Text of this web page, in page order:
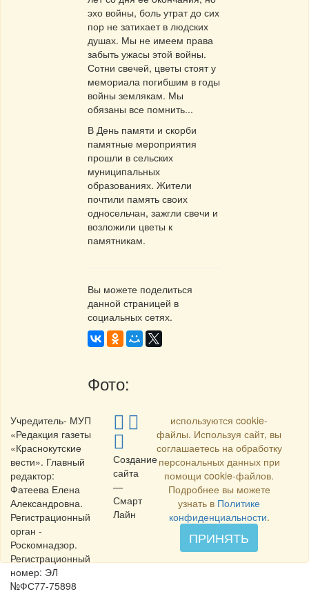
эхо войны, боль утрат до сих
пор не затихает в людских
душах. Мы не имеем права
забыть ужасы этой войны.
Сотни свечей, цветы стоят у
мемориала погибшим в годы
войны землякам. Мы
обязаны все помнить...
В День памяти и скорби
памятные мероприятия
прошли в сельских
муниципальных
образованиях. Жители
почтили память своих
односельчан, зажгли свечи и
возложили цветы к
памятникам.
Вы можете поделиться
данной страницей в
социальных сетях.
Фото:
Учредитель- МУП
«Редакция газеты
«Краснокутские
вести». Главный
редактор:
Фатеева Елена
Александровна.
Регистрационный
орган -
Роскомнадзор.
Регистрационный
номер: ЭЛ
№ФС77-75898
Создание
сайта
—
Смарт
Лайн
используются cookie-
файлы. Используя сайт, вы
соглашаетесь на обработку
персональных данных при
помощи cookie-файлов.
Подробнее вы можете
узнать в Политике
конфиденциальности.
ПРИНЯТЬ